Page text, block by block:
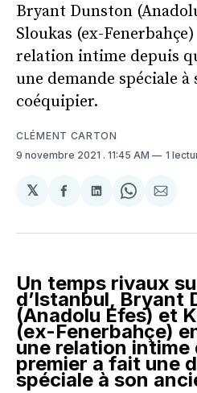
Bryant Dunston
Sloukas (ex-
relation intime depuis
une demande spéciale à
coéquipier.
CLÉMENT CARTON
9 novembre 2021 . 11:45 AM 1
𝕏
Partager
Facebook
Partager
LinkedIn
Share
Un temps rivaux
d’Istanbul, Bryant
(Anadolu Efes) et
(ex-Fenerbahçe)
une relation intime
premier a fait une
spéciale à son